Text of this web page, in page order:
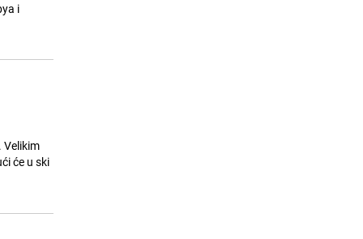
i
Velikim
će u ski